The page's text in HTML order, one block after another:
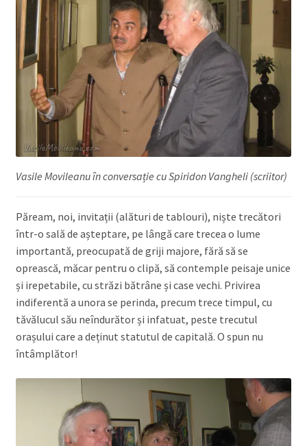
Vasile Movileanu în conversație cu Spiridon Vangheli (scriitor)
Păream, noi, invitații (alături de tablouri), niște trecători
într-o sală de așteptare, pe lângă care trecea o lume
importantă, preocupată de griji majore, fără să se
oprească, măcar pentru o clipă, să contemple peisaje unice
și irepetabile, cu străzi bătrâne și case vechi. Privirea
indiferentă a unora se perinda, precum trece timpul, cu
tăvălucul său neîndurător și infatuat, peste trecutul
orașului care a deținut statutul de capitală. O spun nu
întâmplător!